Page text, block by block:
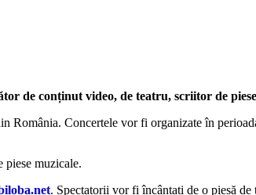
de conținut video, de teatru, scriitor de
România. Concertele vor fi organizate în
piese muzicale.
. Spectatorii vor fi încântați de o piesă